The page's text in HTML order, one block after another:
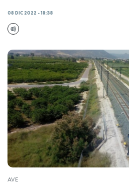
08 DIC 2022 - 18:38
AVE